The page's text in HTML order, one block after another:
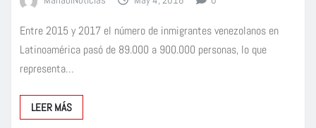
Entre 2015 y 2017 el número de inmigrantes venezolanos en
Latinoamérica pasó de 89.000 a 900.000 personas, lo que
representa…
LEER MÁS